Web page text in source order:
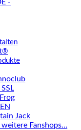
Jack
weitere Fanshops…